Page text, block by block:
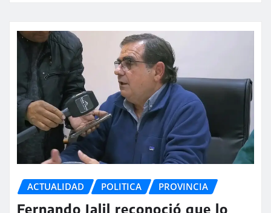
ACTUALIDAD POLITICA PROVINCIA
Fernando Jalil reconoció que lo